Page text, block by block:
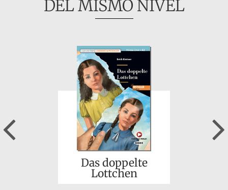
DEL MISMO NIVEL
Das doppelte
Lottchen
Previous